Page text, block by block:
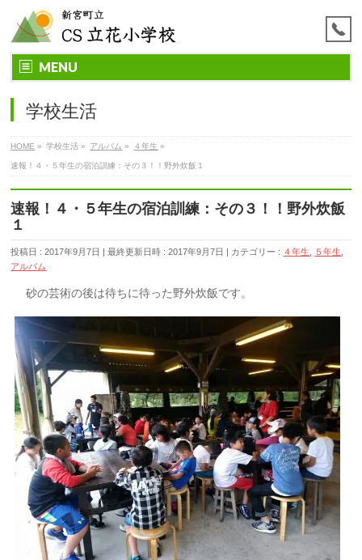
MENU
学校生活
HOME » 学校生活 » アルバム » ４年生 »
速報！４・５年生の宿泊訓練：その３！！野外炊飯１
速報！４・５年生の宿泊訓練：その３！！野外炊飯
１
投稿日 : 2017年9月7日 最終更新日時 : 2017年9月7日 カテゴリー : ４年生 ５年生
アルバム
砂の芸術の後は待ちに待った野外炊飯です。